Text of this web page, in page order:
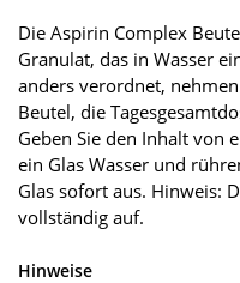
Die Aspirin Complex
Granulat, das in Wasser
anders verordnet,
Beutel, die
Geben Sie den Inhalt von
ein Glas Wasser und
Glas sofort aus. Hinweis:
vollständig auf.
Hinweise